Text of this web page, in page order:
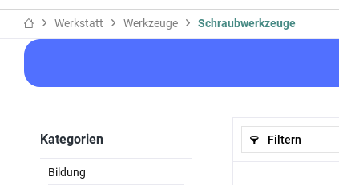
Werkstatt Werkzeuge Schraubwerkzeuge
Kategorien
Bildung
Filtern